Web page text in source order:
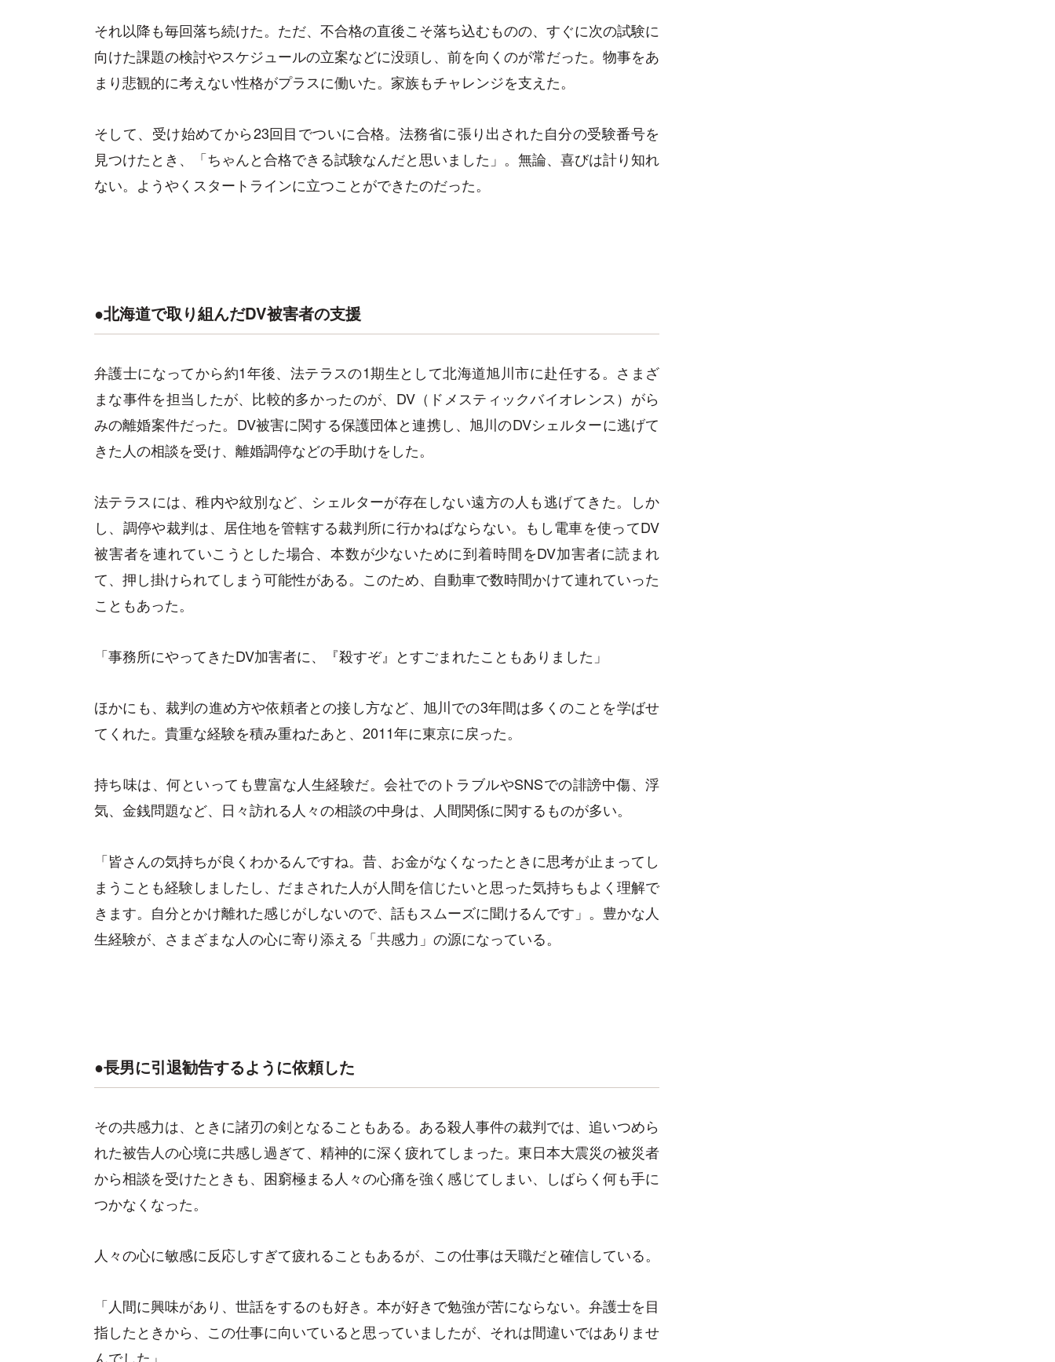
それ以降も毎回落ち続けた。ただ、不合格の直後こそ落ち込むものの、すぐに次の試験に
向けた課題の検討やスケジュールの立案などに没頭し、前を向くのが常だった。物事をあ
まり悲観的に考えない性格がプラスに働いた。家族もチャレンジを支えた。
そして、受け始めてから23回目でついに合格。法務省に張り出された自分の受験番号を
見つけたとき、「ちゃんと合格できる試験なんだと思いました」。無論、喜びは計り知れ
ない。ようやくスタートラインに立つことができたのだった。
●北海道で取り組んだDV被害者の支援
弁護士になってから約1年後、法テラスの1期生として北海道旭川市に赴任する。さまざ
まな事件を担当したが、比較的多かったのが、DV（ドメスティックバイオレンス）がら
みの離婚案件だった。DV被害に関する保護団体と連携し、旭川のDVシェルターに逃げて
きた人の相談を受け、離婚調停などの手助けをした。
法テラスには、稚内や紋別など、シェルターが存在しない遠方の人も逃げてきた。しか
し、調停や裁判は、居住地を管轄する裁判所に行かねばならない。もし電車を使ってDV
被害者を連れていこうとした場合、本数が少ないために到着時間をDV加害者に読まれ
て、押し掛けられてしまう可能性がある。このため、自動車で数時間かけて連れていった
こともあった。
「事務所にやってきたDV加害者に、『殺すぞ』とすごまれたこともありました」
ほかにも、裁判の進め方や依頼者との接し方など、旭川での3年間は多くのことを学ばせ
てくれた。貴重な経験を積み重ねたあと、2011年に東京に戻った。
持ち味は、何といっても豊富な人生経験だ。会社でのトラブルやSNSでの誹謗中傷、浮
気、金銭問題など、日々訪れる人々の相談の中身は、人間関係に関するものが多い。
「皆さんの気持ちが良くわかるんですね。昔、お金がなくなったときに思考が止まってし
まうことも経験しましたし、だまされた人が人間を信じたいと思った気持ちもよく理解で
きます。自分とかけ離れた感じがしないので、話もスムーズに聞けるんです」。豊かな人
生経験が、さまざまな人の心に寄り添える「共感力」の源になっている。
●長男に引退勧告するように依頼した
その共感力は、ときに諸刃の剣となることもある。ある殺人事件の裁判では、追いつめら
れた被告人の心境に共感し過ぎて、精神的に深く疲れてしまった。東日本大震災の被災者
から相談を受けたときも、困窮極まる人々の心痛を強く感じてしまい、しばらく何も手に
つかなくなった。
人々の心に敏感に反応しすぎて疲れることもあるが、この仕事は天職だと確信している。
「人間に興味があり、世話をするのも好き。本が好きで勉強が苦にならない。弁護士を目
指したときから、この仕事に向いていると思っていましたが、それは間違いではありませ
んでした」